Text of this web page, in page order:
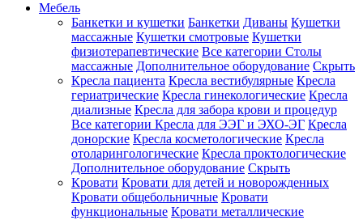
Мебель
Банкетки и кушетки Банкетки Диваны Кушетки
массажные Кушетки смотровые Кушетки
физиотерапевтические Все категории Столы
массажные Дополнительное оборудование Скрыть
Кресла пациента Кресла вестибулярные Кресла
гериатрические Кресла гинекологические Кресла
диализные Кресла для забора крови и процедур
Все категории Кресла для ЭЭГ и ЭХО-ЭГ Кресла
донорские Кресла косметологические Кресла
отоларингологические Кресла проктологические
Дополнительное оборудование Скрыть
Кровати Кровати для детей и новорожденных
Кровати общебольничные Кровати
функциональные Кровати металлические